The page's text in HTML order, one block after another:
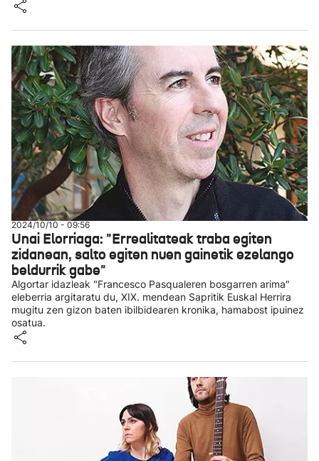
2024/10/10 - 09:56
Unai Elorriaga: "Errealitateak traba egiten
zidanean, salto egiten nuen gainetik ezelango
beldurrik gabe"
Algortar idazleak "Francesco Pasqualeren bosgarren arima"
eleberria argitaratu du, XIX. mendean Sapritik Euskal Herrira
mugitu zen gizon baten ibilbidearen kronika, hamabost ipuinez
osatua.